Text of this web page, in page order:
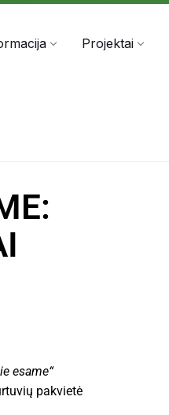
Projektai
esame“
pakvietė